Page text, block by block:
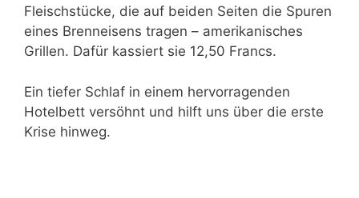
Fleischstücke, die auf beiden Seiten die Spuren
eines Brenneisens tragen – amerikanisches
Grillen. Dafür kassiert sie 12,50 Francs.
Ein tiefer Schlaf in einem hervorragenden
Hotelbett versöhnt und hilft uns über die erste
Krise hinweg.